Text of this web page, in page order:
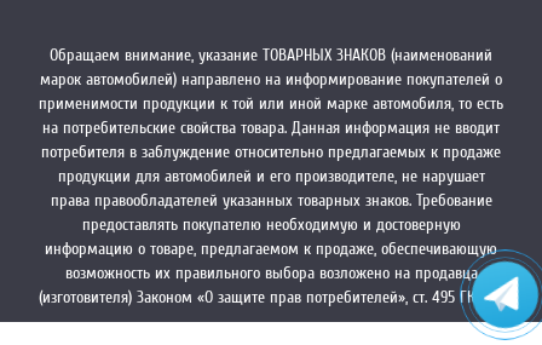
Обращаем внимание, указание ТОВАРНЫХ ЗНАКОВ (наименований
марок автомобилей) направлено на информирование покупателей о
применимости продукции к той или иной марке автомобиля, то есть
на потребительские свойства товара. Данная информация не вводит
потребителя в заблуждение относительно предлагаемых к продаже
продукции для автомобилей и его производителе, не нарушает
права правообладателей указанных товарных знаков. Требование
предоставлять покупателю необходимую и достоверную
информацию о товаре, предлагаемом к продаже, обеспечивающую
возможность их правильного выбора возложено на продавца
(изготовителя) Законом «О защите прав потребителей», ст. 495 ГК РФ.